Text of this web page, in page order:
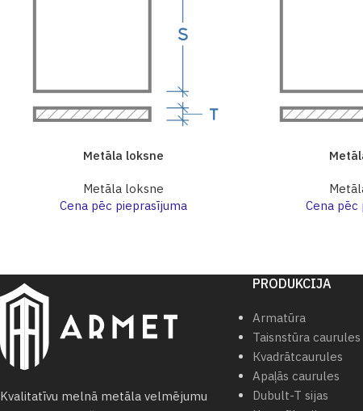
Metāla loksne
Metāla loksne
Cena pēc pieprasījuma
Cena pēc
Kvalitatīvu melnā metāla velmējumu
PRODUKCIJA
Armatūra
Taisnstūra caurules
Кvadrātcaurules
Apaļās caurules
Dubult-T sijas